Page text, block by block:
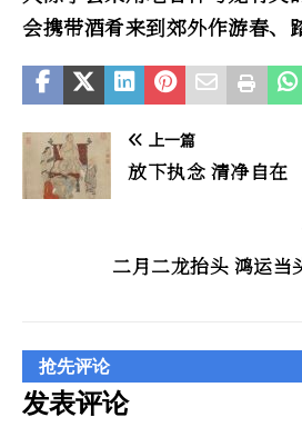
会携带酒肴来到郊外作游春、
上一篇
放下执念 清净自在
二月二龙抬头 鸿运当
抢先评论
发表评论